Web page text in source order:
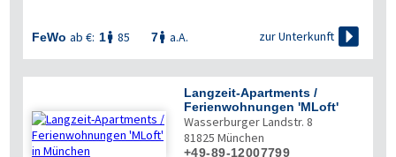
FeWo ab €: 1 85 7 a.A. zur Unterkunft 
Langzeit-Apartments /
Ferienwohnungen 'MLoft'
Wasserburger Landstr. 8
81825 München
+49-89-12007799